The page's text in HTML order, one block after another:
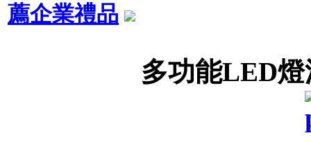
薦企業禮品
多功能LED